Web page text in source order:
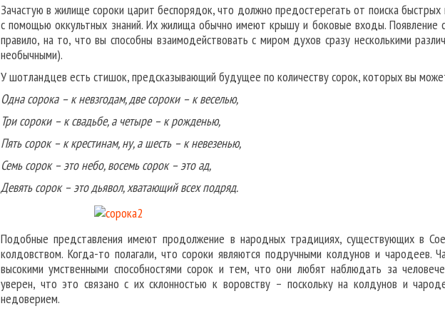
Зачастую в жилище сороки царит беспорядок, что должно предостерегать от поиска
с помощью оккультных знаний. Их жилища обычно имеют крышу и боковые входы. Появление
правило, на то, что вы способны взаимодействовать с миром духов сразу несколькими
необычными).
У шотландцев есть стишок, предсказывающий будущее по количеству сорок, которых вы
Одна сорока – к невзгодам, две сороки – к веселью,
Три сороки – к свадьбе, а четыре – к рожденью,
Пять сорок – к крестинам, ну, а шесть – к невезенью,
Семь сорок – это небо, восемь сорок – это ад,
Девять сорок – это дьявол, хватающий всех подряд.
Подобные представления имеют продолжение в народных традициях, существующих в
колдовством. Когда-то полагали, что сороки являются подручными колдунов и чародеев.
высокими умственными способностями сорок и тем, что они любят наблюдать за
уверен, что это связано с их склонностью к воровству – поскольку на колдунов и
недоверием.